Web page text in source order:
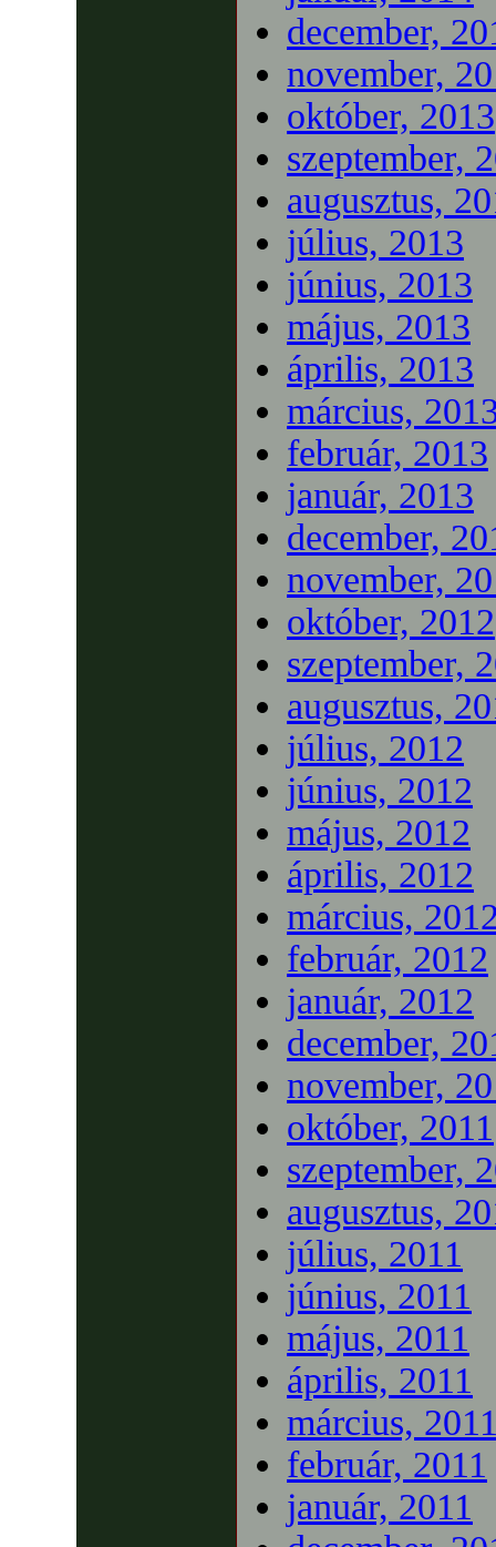
december,
november,
október, 2013
szeptember,
augusztus,
július, 2013
június, 2013
május, 2013
április, 2013
március,
február, 2013
január, 2013
december,
november,
október, 2012
szeptember,
augusztus,
július, 2012
június, 2012
május, 2012
április, 2012
március,
február, 2012
január, 2012
december,
november,
október, 2011
szeptember,
augusztus,
július, 2011
június, 2011
május, 2011
április, 2011
március,
február, 2011
január, 2011